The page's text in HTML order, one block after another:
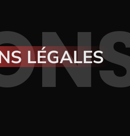
LÉGALES